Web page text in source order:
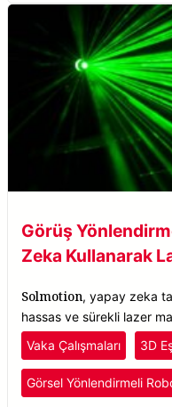
Görüş
Zeka Kullanarak
Solmotion, yapay zeka
hassas ve sürekli lazer
parçaları gerçek zamanlı
doğru bir şekilde tanıyıp
Vaka Çalışmaları 3D
Görsel Yönlendirmeli